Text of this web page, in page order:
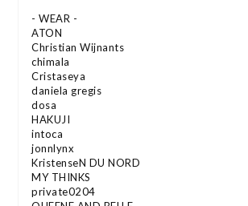
- WEAR -
ATON
Christian Wijnants
chimala
Cristaseya
daniela gregis
dosa
HAKUJI
intoca
jonnlynx
KristenseN DU NORD
MY THINKS
private0204